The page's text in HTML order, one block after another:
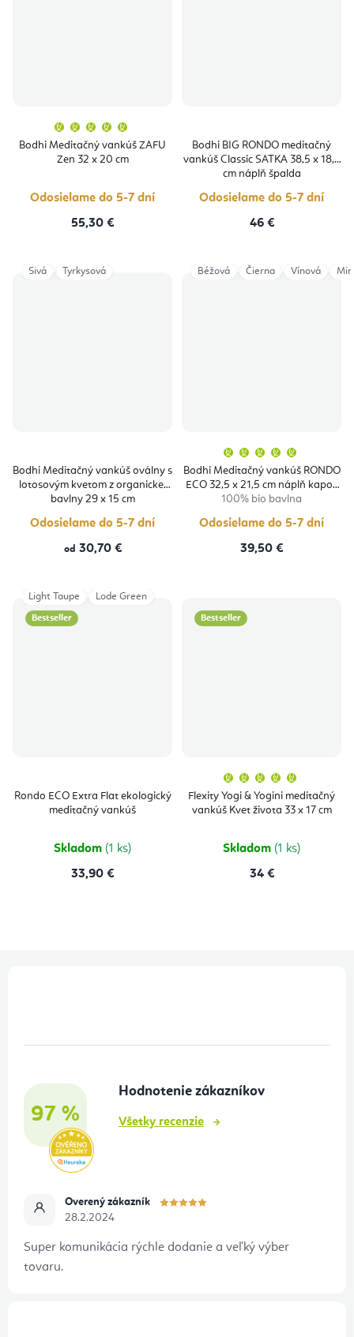
Bodhi Meditačný vankúš ZAFU
Zen 32 x 20 cm
produktu
je
hviezdičiek.
Odosielame do 5-7 dní
55,30 €
Bodhi BIG RONDO meditačný
vankúš Classic SATKA 38,5 x 18,5
cm náplň špalda
Odosielame do 5-7 dní
46 €
Bodhi Meditačný vankúš oválny s
lotosovým kvetom z organickej
bavlny 29 x 15 cm
Odosielame do 5-7 dní
od 30,70 €
Sivá Tyrkysová
Bodhi Meditačný vankúš RONDO
ECO 32,5 x 21,5 cm náplň kapok
100% bio bavlna
produktu
je
5,0
z
5
Odosielame do 5-7 dní
39,50 €
Béžová Čierna Vínová
Bestseller
Rondo ECO Extra Flat ekologický
meditačný vankúš
Skladom (1 ks)
33,90 €
Light Taupe Lode Green
Bestseller
Flexity Yogi & Yogini meditačný
vankúš Kvet života 33 x 17 cm
produktu
je
5,0
Skladom (1 ks)
34 €
97 %
Hodnotenie zákazníkov
Všetky recenzie
Overený zákazník
28.2.2024
Super komunikácia rýchle dodanie a veľký výber
tovaru.